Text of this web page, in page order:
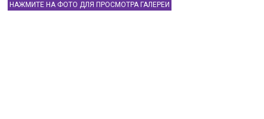
НАЖМИТЕ НА ФОТО ДЛЯ ПРОСМОТРА ГАЛЕРЕИ